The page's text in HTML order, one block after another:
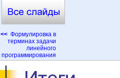
<< Формулировка в
терминах задачи
линейного
программирования